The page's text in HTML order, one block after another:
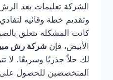
الشركة تعليمات بعد
وتقديم خطة وقائية
كانت المشكلة تتعلق
الأبيض، فإن شركة رش
لك حلاً جذريًا وسريعًا. لا
المتخصصين للحصول